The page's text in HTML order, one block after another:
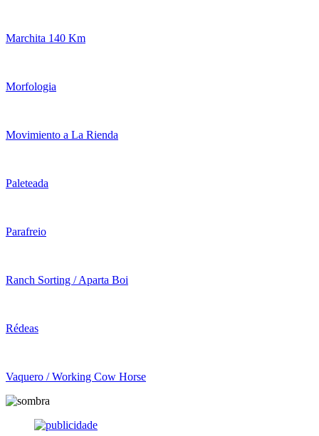
Marchita 140 Km
Morfologia
Movimiento a La Rienda
Paleteada
Parafreio
Ranch Sorting / Aparta Boi
Rédeas
Vaquero / Working Cow Horse